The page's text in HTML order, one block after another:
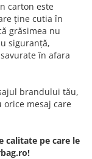
carton este
ține cutia în
grăsimea nu
siguranță,
în afara
brandului tău,
mesaj care
calitate pe care le